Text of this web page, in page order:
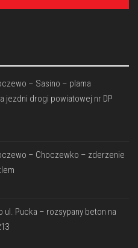
– Sasino – plama
jezdni drogi powiatowej nr DP
– Choczewko – zderzenie
ul. Pucka – rozsypany beton na